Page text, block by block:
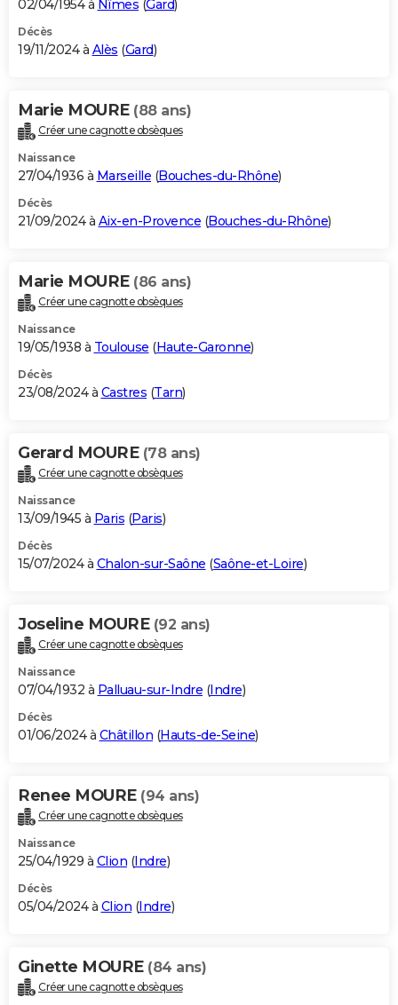
02/04/1954 à Nîmes (Gard)
Décès
19/11/2024 à Alès (Gard)
Marie MOURE (88 ans)
Créer une cagnotte obsèques
Naissance
27/04/1936 à Marseille (Bouches-du-Rhône)
Décès
21/09/2024 à Aix-en-Provence (Bouches-du-Rhône)
Marie MOURE (86 ans)
Créer une cagnotte obsèques
Naissance
19/05/1938 à Toulouse (Haute-Garonne)
Décès
23/08/2024 à Castres (Tarn)
Gerard MOURE (78 ans)
Créer une cagnotte obsèques
Naissance
13/09/1945 à Paris (Paris)
Décès
15/07/2024 à Chalon-sur-Saône (Saône-et-Loire)
Joseline MOURE (92 ans)
Créer une cagnotte obsèques
Naissance
07/04/1932 à Palluau-sur-Indre (Indre)
Décès
01/06/2024 à Châtillon (Hauts-de-Seine)
Renee MOURE (94 ans)
Créer une cagnotte obsèques
Naissance
25/04/1929 à Clion (Indre)
Décès
05/04/2024 à Clion (Indre)
Ginette MOURE (84 ans)
Créer une cagnotte obsèques